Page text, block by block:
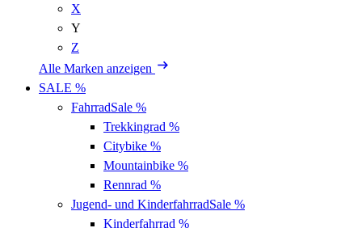
X
Y
Z
Alle Marken anzeigen
SALE %
FahrradSale %
Trekkingrad %
Citybike %
Mountainbike %
Rennrad %
Jugend- und KinderfahrradSale %
Kinderfahrrad %